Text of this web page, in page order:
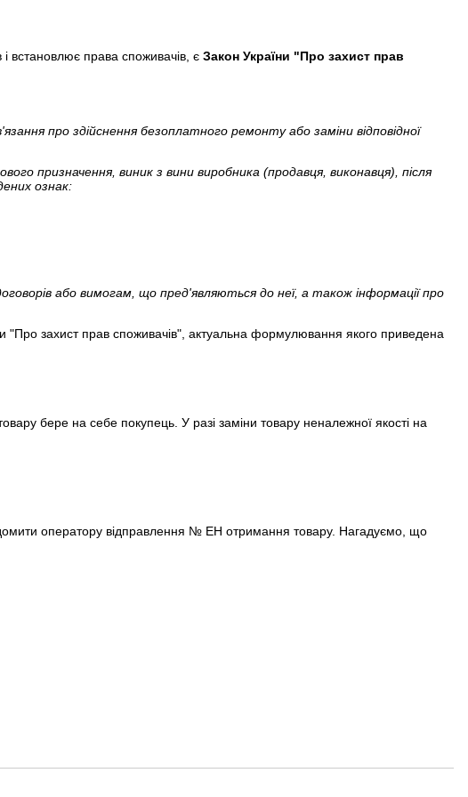
встановлює права споживачів, є Закон України "Про захист прав
про здійснення безоплатного ремонту або заміни відповідної
призначення, виник з вини виробника (продавця, виконавця), після
ознак:
або вимогам, що пред'являються до неї, а також інформації про
"Про захист прав споживачів", актуальна формулювання якого приведена
бере на себе покупець. У разі заміни товару неналежної якості на
оператору відправлення № ЕН отримання товару. Нагадуємо, що